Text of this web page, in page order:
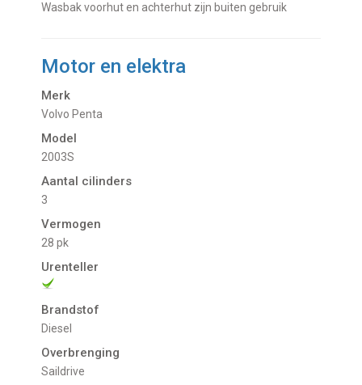
Wasbak voorhut en achterhut zijn buiten gebruik
Motor en elektra
Merk
Volvo Penta
Model
2003S
Aantal cilinders
3
Vermogen
28 pk
Urenteller
Brandstof
Diesel
Overbrenging
Saildrive